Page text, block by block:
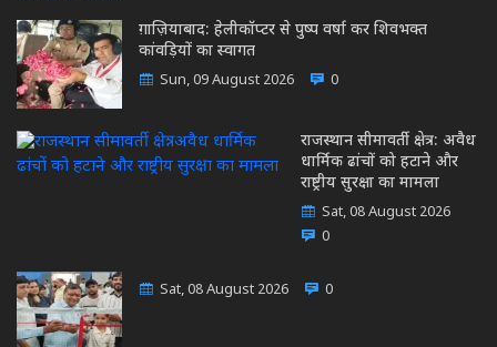
ग़ाज़ियाबाद: हेलीकॉप्टर से पुष्प वर्षा कर शिवभक्त
कांवड़ियों का स्वागत
Sun, 09 August 2026 0
राजस्थान सीमावर्ती क्षेत्र: अवैध
धार्मिक ढांचों को हटाने और
राष्ट्रीय सुरक्षा का मामला
Sat, 08 August 2026
0
Sat, 08 August 2026 0